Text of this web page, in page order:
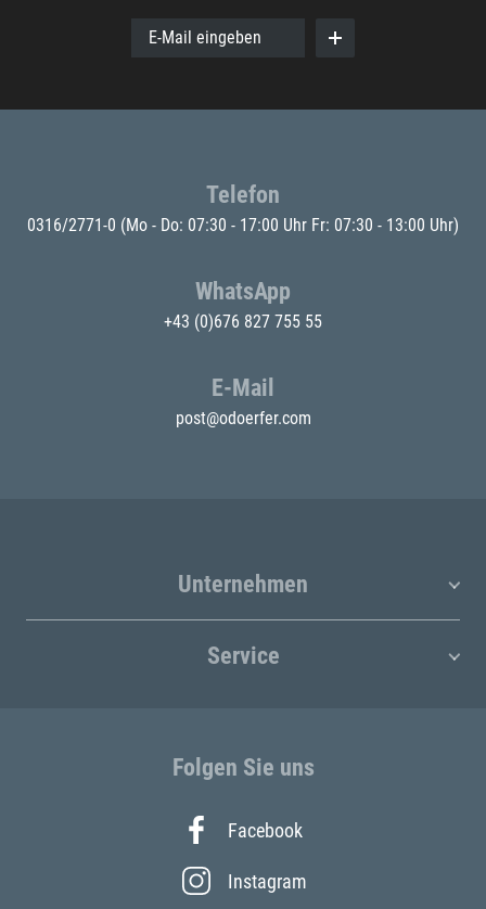
E-Mail eingeben
Telefon
0316/2771-0 (Mo - Do: 07:30 - 17:00 Uhr Fr: 07:30 - 13:00 Uhr)
WhatsApp
+43 (0)676 827 755 55
E-Mail
post@odoerfer.com
Unternehmen
Service
Folgen Sie uns
Facebook
Instagram